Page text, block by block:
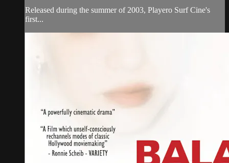
Released during the summer of 2003, Playero Surf Cine's
first...